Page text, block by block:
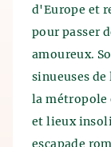
d'Europe et
pour passer
amoureux.
sinueuses
la métropole
et lieux
escapade
Le spa en
en Inde.
bière